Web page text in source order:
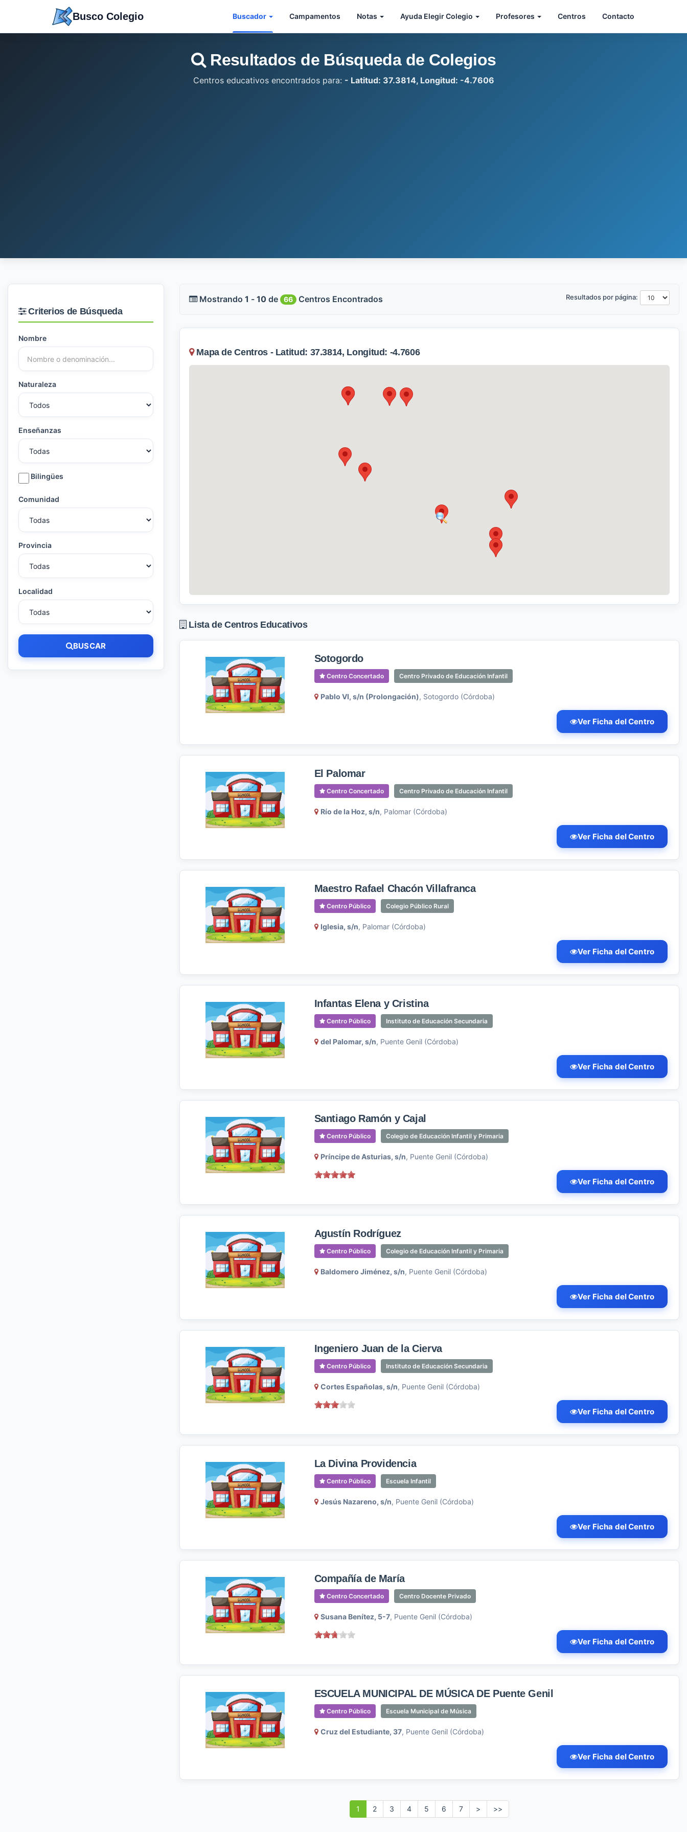
Busco Colegio Buscador Campamentos Notas Ayuda Elegir Colegio Profesores Centros Contacto
Resultados de Búsqueda de Colegios
Centros educativos encontrados para: - Latitud: 37.3814, Longitud: -4.7606
Criterios de Búsqueda
Nombre
Naturaleza
Enseñanzas
Bilingües
Comunidad
Provincia
Localidad
BUSCAR
Mostrando 1 - 10 de 66 Centros Encontrados Resultados por página:
Mapa de Centros - Latitud: 37.3814, Longitud: -4.7606
Lista de Centros Educativos
Sotogordo
Centro Concertado Centro Privado de Educación Infantil
Pablo VI, s/n (Prolongación), Sotogordo (Córdoba)
Ver Ficha del Centro
El Palomar
Centro Concertado Centro Privado de Educación Infantil
Río de la Hoz, s/n, Palomar (Córdoba)
Ver Ficha del Centro
Maestro Rafael Chacón Villafranca
Centro Público Colegio Público Rural
Iglesia, s/n, Palomar (Córdoba)
Ver Ficha del Centro
Infantas Elena y Cristina
Centro Público Instituto de Educación Secundaria
del Palomar, s/n, Puente Genil (Córdoba)
Ver Ficha del Centro
Santiago Ramón y Cajal
Centro Público Colegio de Educación Infantil y Primaria
Príncipe de Asturias, s/n, Puente Genil (Córdoba)
Ver Ficha del Centro
Agustín Rodríguez
Centro Público Colegio de Educación Infantil y Primaria
Baldomero Jiménez, s/n, Puente Genil (Córdoba)
Ver Ficha del Centro
Ingeniero Juan de la Cierva
Centro Público Instituto de Educación Secundaria
Cortes Españolas, s/n, Puente Genil (Córdoba)
Ver Ficha del Centro
La Divina Providencia
Centro Público Escuela Infantil
Jesús Nazareno, s/n, Puente Genil (Córdoba)
Ver Ficha del Centro
Compañía de María
Centro Concertado Centro Docente Privado
Susana Benítez, 5-7, Puente Genil (Córdoba)
Ver Ficha del Centro
ESCUELA MUNICIPAL DE MÚSICA DE Puente Genil
Centro Público Escuela Municipal de Música
Cruz del Estudiante, 37, Puente Genil (Córdoba)
Ver Ficha del Centro
1 2 3 4 5 6 7 > >>